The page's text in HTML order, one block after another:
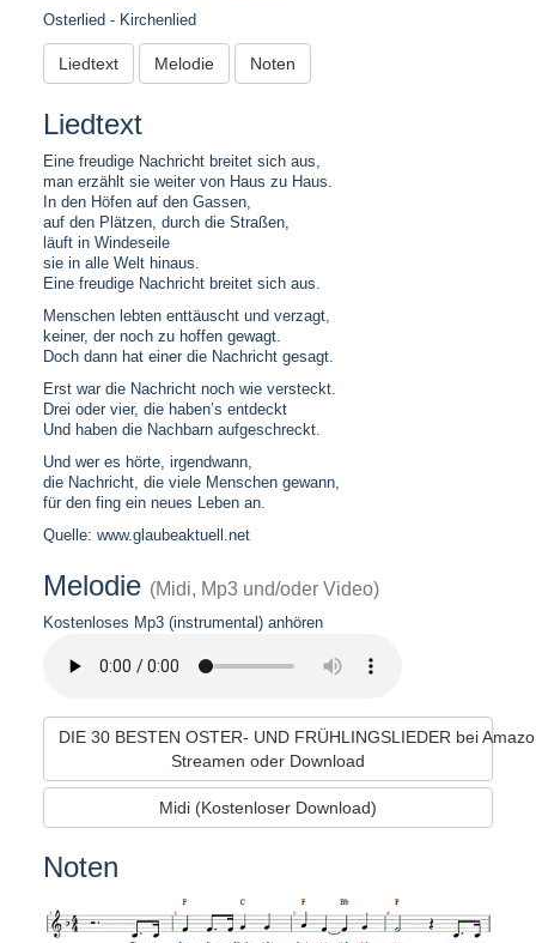
Osterlied - Kirchenlied
Liedtext Melodie Noten
Liedtext
Eine freudige Nachricht breitet sich aus,
man erzählt sie weiter von Haus zu Haus.
In den Höfen auf den Gassen,
auf den Plätzen, durch die Straßen,
läuft in Windeseile
sie in alle Welt hinaus.
Eine freudige Nachricht breitet sich aus.
Menschen lebten enttäuscht und verzagt,
keiner, der noch zu hoffen gewagt.
Doch dann hat einer die Nachricht gesagt.
Erst war die Nachricht noch wie versteckt.
Drei oder vier, die haben’s entdeckt
Und haben die Nachbarn aufgeschreckt.
Und wer es hörte, irgendwann,
die Nachricht, die viele Menschen gewann,
für den fing ein neues Leben an.
Quelle: www.glaubeaktuell.net
Melodie (Midi, Mp3 und/oder Video)
Kostenloses Mp3 (instrumental) anhören
DIE 30 BESTEN OSTER- UND FRÜHLINGSLIEDER bei
Streamen oder Download
Midi (Kostenloser Download)
Noten